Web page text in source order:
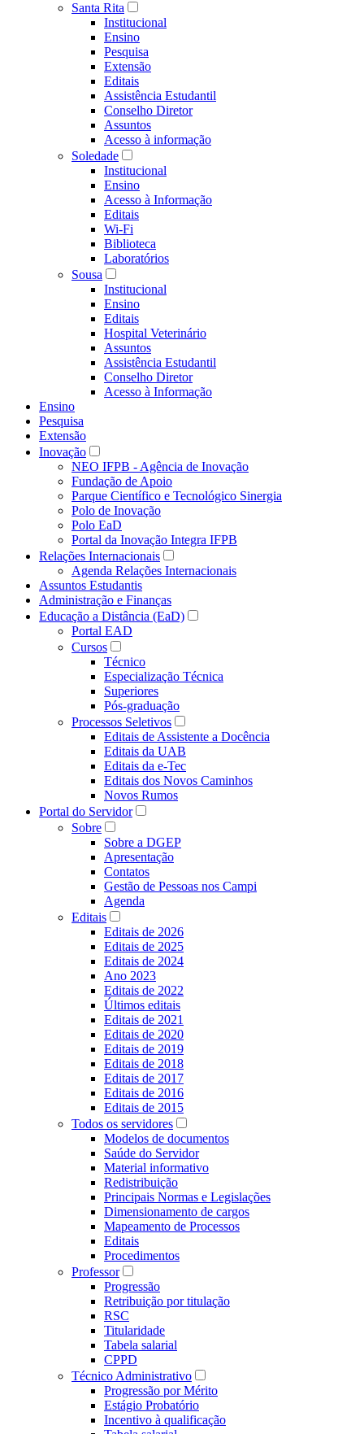
Santa Rita
Institucional
Ensino
Pesquisa
Extensão
Editais
Assistência Estudantil
Conselho Diretor
Assuntos
Acesso à informação
Soledade
Institucional
Ensino
Acesso à Informação
Editais
Wi-Fi
Biblioteca
Laboratórios
Sousa
Institucional
Ensino
Editais
Hospital Veterinário
Assuntos
Assistência Estudantil
Conselho Diretor
Acesso à Informação
Ensino
Pesquisa
Extensão
Inovação
NEO IFPB - Agência de Inovação
Fundação de Apoio
Parque Científico e Tecnológico Sinergia
Polo de Inovação
Polo EaD
Portal da Inovação Integra IFPB
Relações Internacionais
Agenda Relações Internacionais
Assuntos Estudantis
Administração e Finanças
Educação a Distância (EaD)
Portal EAD
Cursos
Técnico
Especialização Técnica
Superiores
Pós-graduação
Processos Seletivos
Editais de Assistente a Docência
Editais da UAB
Editais da e-Tec
Editais dos Novos Caminhos
Novos Rumos
Portal do Servidor
Sobre
Sobre a DGEP
Apresentação
Contatos
Gestão de Pessoas nos Campi
Agenda
Editais
Editais de 2026
Editais de 2025
Editais de 2024
Ano 2023
Editais de 2022
Últimos editais
Editais de 2021
Editais de 2020
Editais de 2019
Editais de 2018
Editais de 2017
Editais de 2016
Editais de 2015
Todos os servidores
Modelos de documentos
Saúde do Servidor
Material informativo
Redistribuição
Principais Normas e Legislações
Dimensionamento de cargos
Mapeamento de Processos
Editais
Procedimentos
Professor
Progressão
Retribuição por titulação
RSC
Titularidade
Tabela salarial
CPPD
Técnico Administrativo
Progressão por Mérito
Estágio Probatório
Incentivo à qualificação